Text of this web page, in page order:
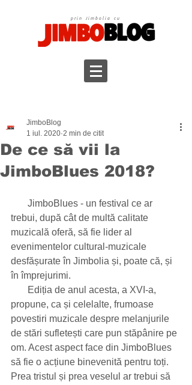
prin Jimbolia cu
De ce să vii la
JimboBlues 2018?
JimboBlog
1 iul. 2020 2 min de citit
trebui, după cât de multă calitate
muzicală oferă, să fie lider al
evenimentelor cultural-muzicale
desfășurate în Jimbolia și, poate că, și
în împrejurimi.
propune, ca și celelalte, frumoase
povestiri muzicale despre melanjurile
de stări sufletești care pun stăpânire pe
om. Acest aspect face din JimboBlues
să fie o acțiune binevenită pentru toți.
Prea tristul și prea veselul ar trebui să